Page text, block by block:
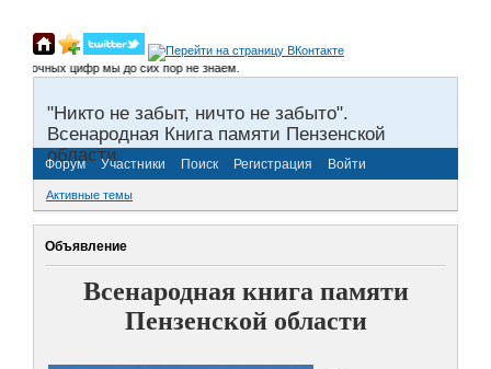
цифр мы до сих пор не знаем.
"Никто не забыт, ничто не забыто".
Всенародная Книга памяти Пензенской
области.
Форум Участники Поиск Регистрация Войти
Активные темы
Объявление
Всенародная книга памяти
Пензенской области